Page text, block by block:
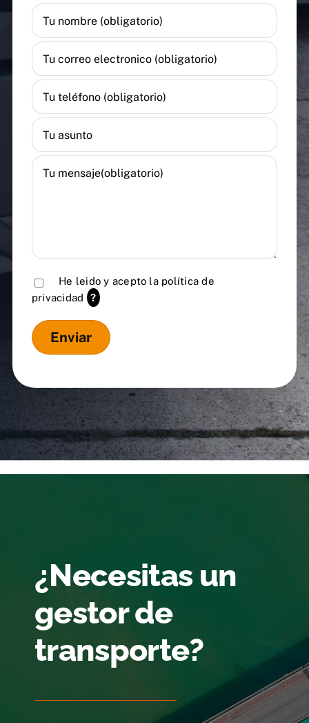
He leido y acepto la política de
privacidad
?
¿Necesitas un
gestor de
transporte?